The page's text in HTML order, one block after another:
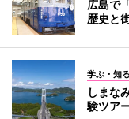
広島で
歴史と
学ぶ・知る
しまな
験ツア